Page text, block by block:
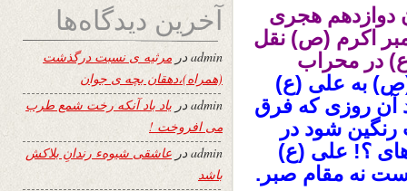
دوازدهم هجری
اکرم (ص) نقل
در محراب
به علی (ع)
آن روزی که فرق
شود در
؟! علی (ع)
نه مقام صبر.
آخرین دیدگاه‌ها
adminدر مرثیه ی نسبت درگذشت
(همراه)،دهقان بچه ی جوان
admin در یاد باد آنکه رخت شمع طرب
می افروخت !
adminدر عاشقی شیوهء رندانِ بلاکش
باشد